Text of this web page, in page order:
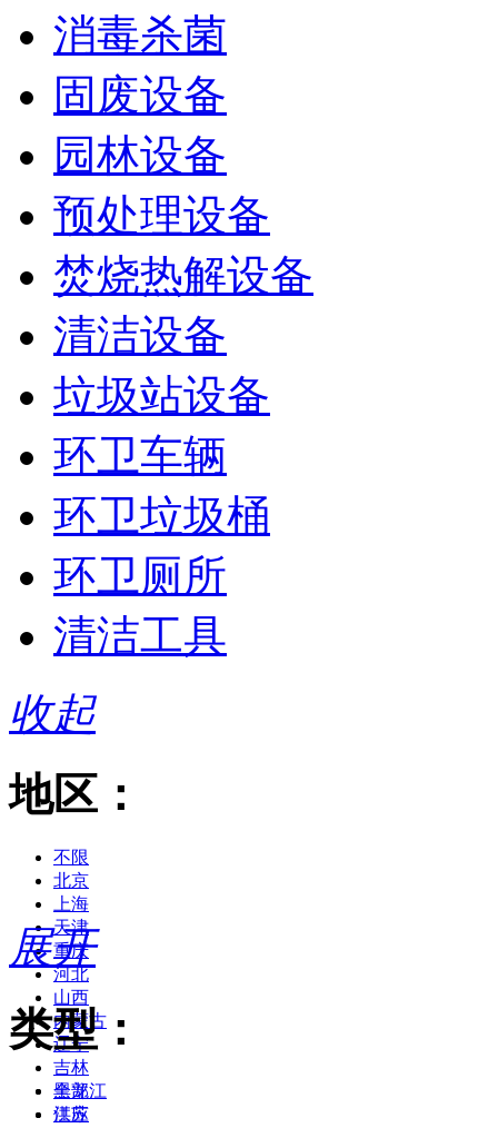
消毒杀菌
固废设备
园林设备
预处理设备
焚烧热解设备
清洁设备
垃圾站设备
环卫车辆
环卫垃圾桶
环卫厕所
清洁工具
收起
地区：
不限
北京
上海
天津
重庆
河北
山西
内蒙古
辽宁
吉林
黑龙江
江苏
展开
类型：
全部
供应